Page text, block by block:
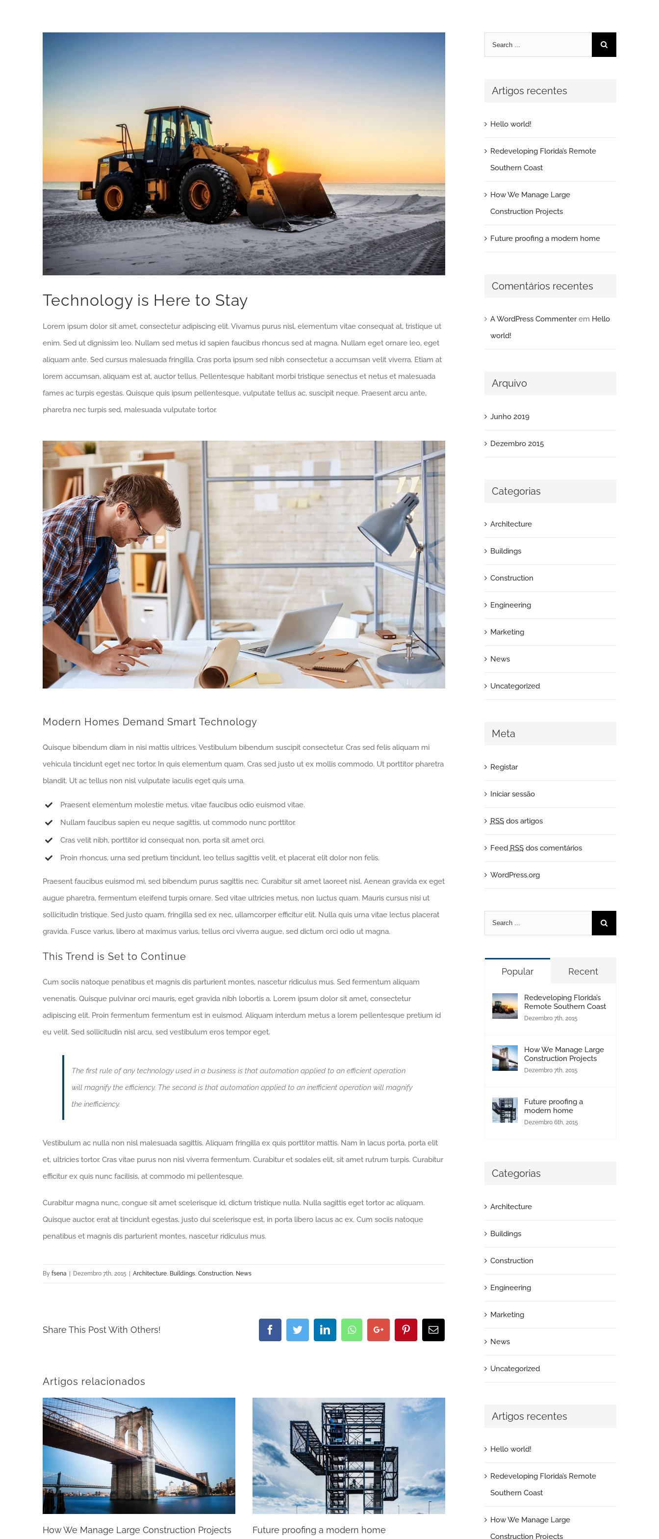
Technology is Here to Stay
Lorem ipsum dolor sit amet, consectetur adipiscing elit. Vivamus purus nisl, elementum vitae consequat at, tristique ut
enim. Sed ut dignissim leo. Nullam sed metus id sapien faucibus rhoncus sed at magna. Nullam eget ornare leo, eget
aliquam ante. Sed cursus malesuada fringilla. Cras porta ipsum sed nibh consectetur, a accumsan velit viverra. Etiam at
lorem accumsan, aliquam est at, auctor tellus. Pellentesque habitant morbi tristique senectus et netus et malesuada
fames ac turpis egestas. Quisque quis ipsum pellentesque, vulputate tellus ac, suscipit neque. Praesent arcu ante,
pharetra nec turpis sed, malesuada vulputate tortor.
Modern Homes Demand Smart Technology
Quisque bibendum diam in nisi mattis ultrices. Vestibulum bibendum suscipit consectetur. Cras sed felis aliquam mi
vehicula tincidunt eget nec tortor. In quis elementum quam. Cras sed justo ut ex mollis commodo. Ut porttitor pharetra
blandit. Ut ac tellus non nisl vulputate iaculis eget quis urna.
Praesent elementum molestie metus, vitae faucibus odio euismod vitae.
Nullam faucibus sapien eu neque sagittis, ut commodo nunc porttitor.
Cras velit nibh, porttitor id consequat non, porta sit amet orci.
Proin rhoncus, urna sed pretium tincidunt, leo tellus sagittis velit, et placerat elit dolor non felis.
Praesent faucibus euismod mi, sed bibendum purus sagittis nec. Curabitur sit amet laoreet nisl. Aenean gravida ex eget
augue pharetra, fermentum eleifend turpis ornare. Sed vitae ultricies metus, non luctus quam. Mauris cursus nisi ut
sollicitudin tristique. Sed justo quam, fringilla sed ex nec, ullamcorper efficitur elit. Nulla quis urna vitae lectus placerat
gravida. Fusce varius, libero at maximus varius, tellus orci viverra augue, sed dictum orci odio ut magna.
This Trend is Set to Continue
Cum sociis natoque penatibus et magnis dis parturient montes, nascetur ridiculus mus. Sed fermentum aliquam
venenatis. Quisque pulvinar orci mauris, eget gravida nibh lobortis a. Lorem ipsum dolor sit amet, consectetur
adipiscing elit. Proin fermentum fermentum est in euismod. Aliquam interdum metus a lorem pellentesque pretium id
eu velit. Sed sollicitudin nisl arcu, sed vestibulum eros tempor eget.
The first rule of any technology used in a business is that automation applied to an efficient operation
will magnify the efficiency. The second is that automation applied to an inefficient operation will magnify
the inefficiency.
Vestibulum ac nulla non nisl malesuada sagittis. Aliquam fringilla ex quis porttitor mattis. Nam in lacus porta, porta elit
et, ultricies tortor. Cras vitae purus non nisl viverra fermentum. Curabitur et sodales elit, sit amet rutrum turpis. Curabitur
efficitur ex quis nunc facilisis, at commodo mi pellentesque.
Curabitur magna nunc, congue sit amet scelerisque id, dictum tristique nulla. Nulla sagittis eget tortor ac aliquam.
Quisque auctor, erat at tincidunt egestas, justo dui scelerisque est, in porta libero lacus ac ex. Cum sociis natoque
penatibus et magnis dis parturient montes, nascetur ridiculus mus.
By fsena | Dezembro 7th, 2015 | Architecture Buildings Construction News
Share This Post With Others! FacebookTwitterLinkedInWhatsappGoogle+ PinterestEmail
Artigos relacionados
How We Manage Large Construction Projects Future proofing a modern home
Pesquisar
Artigos recentes
Hello world!
Redeveloping Florida’s Remote
Southern Coast
How We Manage Large
Construction Projects
Future proofing a modern home
Comentários recentes
A WordPress Commenterem Hello
world!
Arquivo
Junho 2019
Dezembro 2015
Categorias
Architecture
Buildings
Construction
Engineering
Marketing
News
Uncategorized
Meta
Registar
Iniciar sessão
RSSdos artigos
Feed RSSdos comentários
WordPress.org
Pesquisar
Popular Recent
Redeveloping Florida’s
Remote Southern Coast
Dezembro 7th, 2015
How We Manage Large
Construction Projects
Dezembro 7th, 2015
Future proofing a
modern home
Dezembro 6th, 2015
Categorias
Architecture
Buildings
Construction
Engineering
Marketing
News
Uncategorized
Artigos recentes
Hello world!
Redeveloping Florida’s Remote
Southern Coast
How We Manage Large
Construction Projects